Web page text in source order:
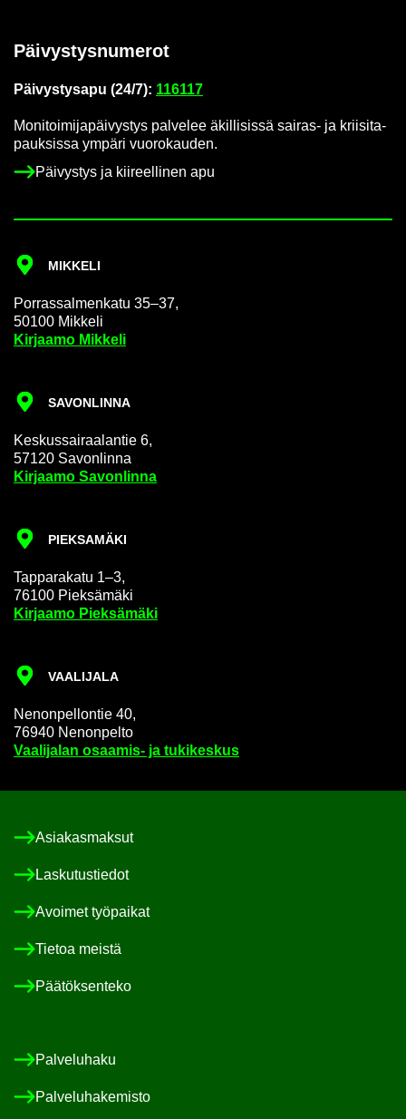
Päi­vys­tys­nu­me­rot
Päi­vys­tys­a­pu (24/7): 116117
Mo­ni­toi­mi­ja­päi­vys­tys pal­ve­lee äkil­li­sis­sä sairas-​ ja krii­si­ta­
pauk­sis­sa ym­pä­ri vuo­ro­kau­den.
Päi­vys­tys ja kii­reel­li­nen apu
MIK­KE­LI
Por­ras­sal­men­ka­tu 35–37,
50100 Mik­ke­li
Kir­jaa­mo Mik­ke­li
SA­VON­LIN­NA
Kes­kus­sai­raa­lan­tie 6,
57120 Sa­von­lin­na
Kir­jaa­mo Sa­von­lin­na
PIEK­SA­MÄ­KI
Tap­pa­ra­ka­tu 1–3,
76100 Piek­sä­mä­ki
Kir­jaa­mo Piek­sä­mä­ki
VAA­LI­JA­LA
Ne­non­pel­lon­tie 40,
76940 Ne­non­pel­to
Vaa­li­ja­lan osaamis-​ ja tu­ki­kes­kus
Asia­kas­mak­sut
Las­ku­tus­tie­dot
Avoi­met työ­pai­kat
Tie­toa meis­tä
Pää­tök­sen­te­ko
Pal­ve­lu­ha­ku
Pal­ve­lu­ha­ke­mis­to